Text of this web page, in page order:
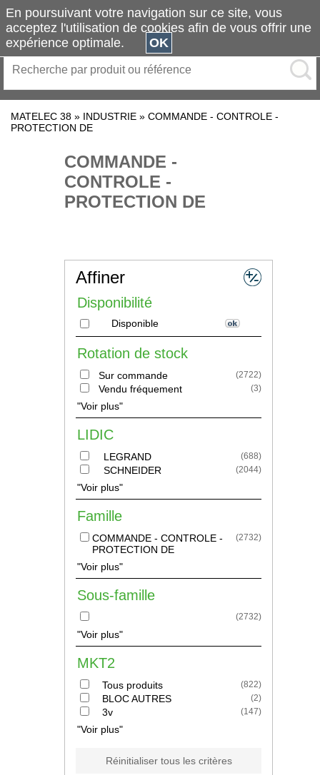
MATELEC 38 » INDUSTRIE » COMMANDE - CONTROLE -
PROTECTION DE
COMMANDE -
CONTROLE -
PROTECTION DE
Affiner
Disponibilité
Disponible
Rotation de stock
Sur commande (2722)
Vendu fréquement (3)
"Voir plus"
LIDIC
LEGRAND (688)
SCHNEIDER (2044)
"Voir plus"
Famille
COMMANDE - CONTROLE -
PROTECTION DE
(2732)
"Voir plus"
Sous-famille
(2732)
"Voir plus"
MKT2
Tous produits (822)
BLOC AUTRES (2)
3v (147)
"Voir plus"
Réinitialiser tous les critères
En poursuivant votre navigation sur ce site, vous
acceptez l'utilisation de cookies afin de vous offrir une
expérience optimale.
OK